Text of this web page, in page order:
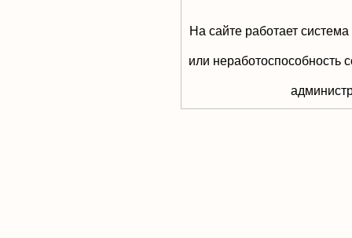
На сайте работает
или неработоспособность